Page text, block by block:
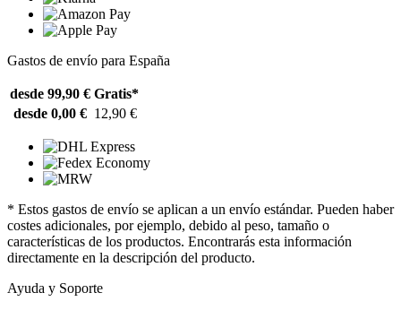
Gastos de envío para España
desde 99,90 € Gratis*
desde 0,00 € 12,90 €
* Estos gastos de envío se aplican a un envío estándar. Pueden haber
costes adicionales, por ejemplo, debido al peso, tamaño o
características de los productos. Encontrarás esta información
directamente en la descripción del producto.
Ayuda y Soporte